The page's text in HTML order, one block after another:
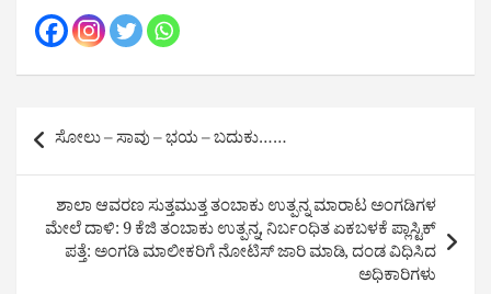
Post
navigation
ಸೋಲು – ಸಾವು – ಭಯ – ಬದುಕು……
ಶಾಲಾ ಆವರಣ ಸುತ್ತಮುತ್ತ ತಂಬಾಕು ಉತ್ಪನ್ನ ಮಾರಾಟ ಅಂಗಡಿಗಳ
ಮೇಲೆ ದಾಳಿ: 9 ಕೆಜಿ ತಂಬಾಕು ಉತ್ಪನ್ನ, ನಿರ್ಬಂಧಿತ ಏಕಬಳಕೆ ಪ್ಲಾಸ್ಟಿಕ್
ಪತ್ತೆ: ಅಂಗಡಿ ಮಾಲೀಕರಿಗೆ ನೋಟಿಸ್ ಜಾರಿ ಮಾಡಿ, ದಂಡ ವಿಧಿಸಿದ
ಅಧಿಕಾರಿಗಳು